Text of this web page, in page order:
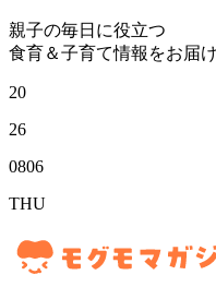
親子の毎日に役立つ
食育＆子育て情報をお届け
20
26
0806
THU